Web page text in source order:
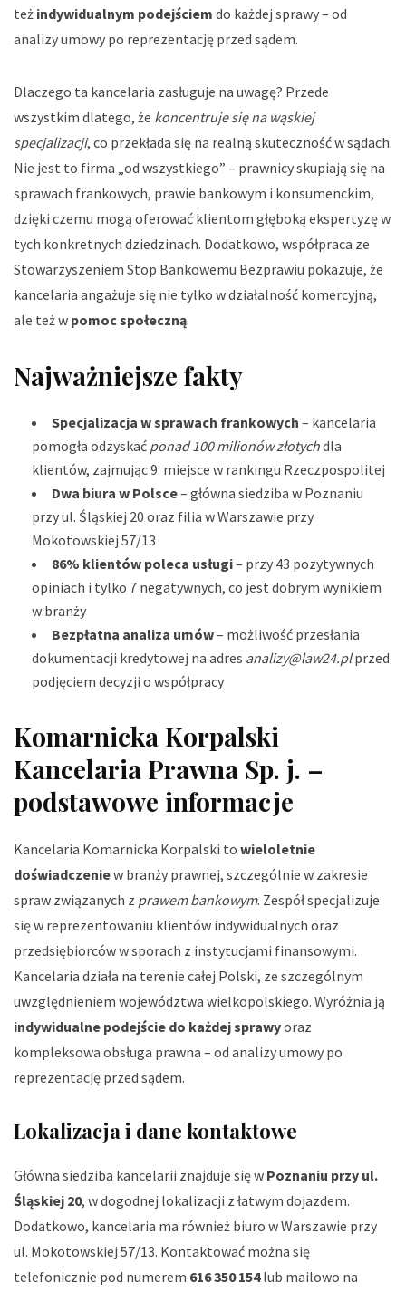
też indywidualnym podejściem do każdej sprawy – od
analizy umowy po reprezentację przed sądem.
Dlaczego ta kancelaria zasługuje na uwagę? Przede
wszystkim dlatego, że koncentruje się na wąskiej
specjalizacji, co przekłada się na realną skuteczność w sądach.
Nie jest to firma „od wszystkiego” – prawnicy skupiają się na
sprawach frankowych, prawie bankowym i konsumenckim,
dzięki czemu mogą oferować klientom głęboką ekspertyzę w
tych konkretnych dziedzinach. Dodatkowo, współpraca ze
Stowarzyszeniem Stop Bankowemu Bezprawiu pokazuje, że
kancelaria angażuje się nie tylko w działalność komercyjną,
ale też w pomoc społeczną.
Najważniejsze fakty
Specjalizacja w sprawach frankowych – kancelaria
pomogła odzyskać ponad 100 milionów złotychdla
klientów, zajmując 9. miejsce w rankingu Rzeczpospolitej
Dwa biura w Polsce– główna siedziba w Poznaniu
przy ul. Śląskiej 20 oraz filia w Warszawie przy
Mokotowskiej 57/13
86% klientów poleca usługi– przy 43 pozytywnych
opiniach i tylko 7 negatywnych, co jest dobrym wynikiem
w branży
Bezpłatna analiza umów– możliwość przesłania
dokumentacji kredytowej na adres analizy@law24.plprzed
podjęciem decyzji o współpracy
Komarnicka Korpalski
Kancelaria Prawna Sp. j. –
podstawowe informacje
Kancelaria Komarnicka Korpalski to wieloletnie
doświadczeniew branży prawnej, szczególnie w zakresie
spraw związanych z prawem bankowym. Zespół specjalizuje
się w reprezentowaniu klientów indywidualnych oraz
przedsiębiorców w sporach z instytucjami finansowymi.
Kancelaria działa na terenie całej Polski, ze szczególnym
uwzględnieniem województwa wielkopolskiego. Wyróżnia ją
indywidualne podejście do każdej sprawyoraz
kompleksowa obsługa prawna – od analizy umowy po
reprezentację przed sądem.
Lokalizacja i dane kontaktowe
Główna siedziba kancelarii znajduje się w Poznaniu przy ul.
Śląskiej 20, w dogodnej lokalizacji z łatwym dojazdem.
Dodatkowo, kancelaria ma również biuro w Warszawie przy
ul. Mokotowskiej 57/13. Kontaktować można się
telefonicznie pod numerem 616 350 154lub mailowo na